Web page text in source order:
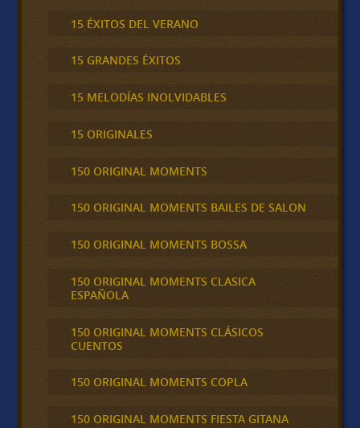
15 ÉXITOS DEL VERANO
15 GRANDES ÉXITOS
15 MELODÍAS INOLVIDABLES
15 ORIGINALES
150 ORIGINAL MOMENTS
150 ORIGINAL MOMENTS BAILES DE SALON
150 ORIGINAL MOMENTS BOSSA
150 ORIGINAL MOMENTS CLASICA
ESPAÑOLA
150 ORIGINAL MOMENTS CLÁSICOS
CUENTOS
150 ORIGINAL MOMENTS COPLA
150 ORIGINAL MOMENTS FIESTA GITANA